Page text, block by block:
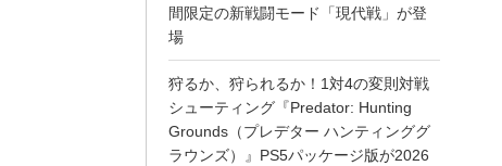
間限定の新戦闘モード「現代戦」が登
場
狩るか、狩られるか！1対4の変則対戦
シューティング『Predator: Hunting
Grounds（プレデター ハンティンググ
ラウンズ）』PS5パッケージ版が2026